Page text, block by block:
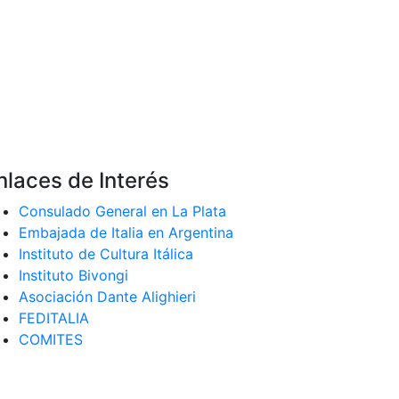
de Interés
Consulado General en La Plata
Embajada de Italia en Argentina
Instituto de Cultura Itálica
Instituto Bivongi
Asociación Dante Alighieri
FEDITALIA
COMITES